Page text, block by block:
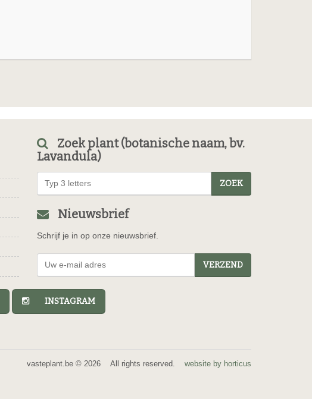
Zoek plant (botanische naam, bv.
Lavandula)
ZOEK
Nieuwsbrief
Schrijf je in op onze nieuwsbrief.
VERZEND
INSTAGRAM
vasteplant.be © 2026 All rights reserved. website by horticus